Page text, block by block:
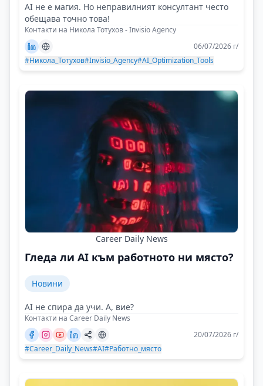
AI не е магия. Но неправилният консултант често
обещава точно това!
Контакти на Никола Тотухов - Invisio Agency
06/07/2026 г/
#Никола_Тотухов#Invisio_Agency#AI_Optimization_Tools
Career Daily News
Гледа ли AI към работното ни място?
Новини
AI не спира да учи. А, вие?
Контакти на Career Daily News
20/07/2026 г/
#Career_Daily_News#AI#Работно_място